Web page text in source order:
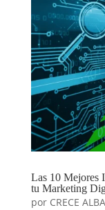
Las 10 Mejores
tu Marketing
por CRECE